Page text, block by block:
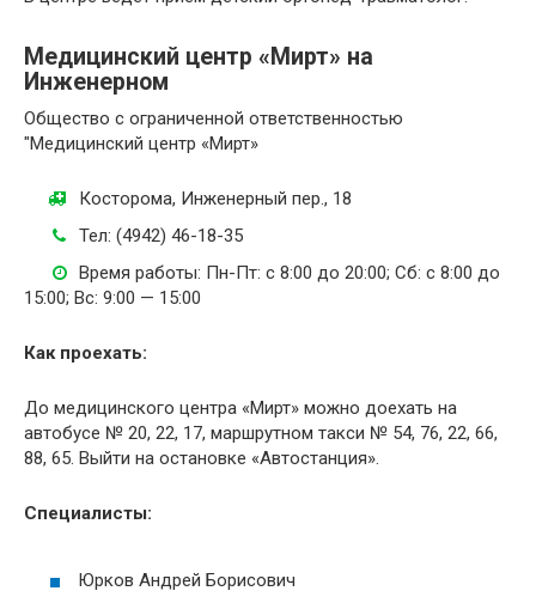
Медицинский центр «Мирт» на
Инженерном
Общество с ограниченной ответственностью
"Медицинский центр «Мирт»
Косторома, Инженерный пер., 18
Тел: (4942) 46-18-35
Время работы: Пн-Пт: с 8:00 до 20:00; Сб: с 8:00 до
15:00; Вс: 9:00 — 15:00
Как проехать:
До медицинского центра «Мирт» можно доехать на
автобусе № 20, 22, 17, маршрутном такси № 54, 76, 22, 66,
88, 65. Выйти на остановке «Автостанция».
Специалисты:
Юрков Андрей Борисович